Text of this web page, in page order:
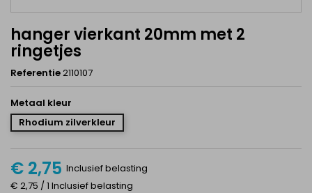
hanger vierkant 20mm met 2
ringetjes
Referentie2110107
Metaal kleur
Rhodium zilverkleur
€ 2,75 Inclusief belasting
€ 2,75 / 1 Inclusief belasting